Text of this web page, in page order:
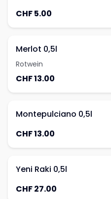
CHF 5.00
Merlot 0,5l
Rotwein
CHF 13.00
Montepulciano 0,5l
CHF 13.00
Yeni Raki 0,5l
CHF 27.00